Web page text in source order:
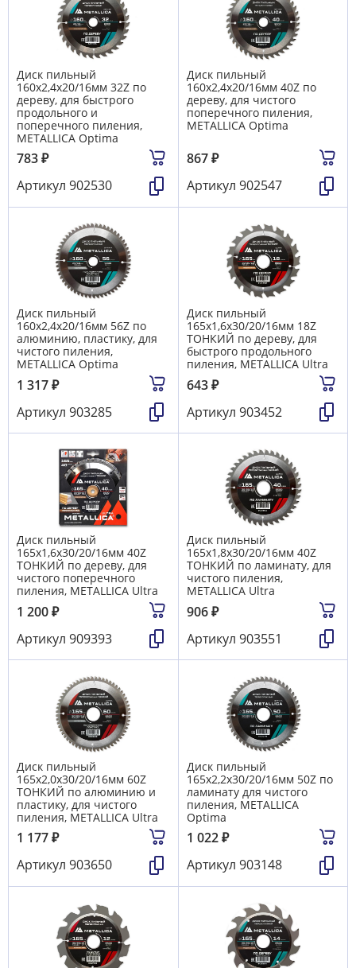
Диск пильный
160х2,4х20/16мм 32Z по
дереву, для быстрого
продольного и
поперечного пиления,
METALLICA Optima
783₽
Артикул 902530
Диск пильный
160х2,4х20/16мм 40Z по
дереву, для чистого
поперечного пиления,
METALLICA Optima
867₽
Артикул 902547
Диск пильный
160х2,4х20/16мм 56Z по
алюминию, пластику, для
чистого пиления,
METALLICA Optima
1 317₽
Артикул 903285
Диск пильный
165х1,6х30/20/16мм 18Z
ТОНКИЙ по дереву, для
быстрого продольного
пиления, METALLICA Ultra
643₽
Артикул 903452
Диск пильный
165х1,6х30/20/16мм 40Z
ТОНКИЙ по дереву, для
чистого поперечного
пиления, METALLICA Ultra
1 200₽
Артикул 909393
Диск пильный
165х1,8х30/20/16мм 40Z
ТОНКИЙ по ламинату, для
чистого пиления,
METALLICA Ultra
906₽
Артикул 903551
Диск пильный
165х2,0х30/20/16мм 60Z
ТОНКИЙ по алюминию и
пластику, для чистого
пиления, METALLICA Ultra
1 177₽
Артикул 903650
Диск пильный
165х2,2х30/20/16мм 50Z по
ламинату для чистого
пиления, METALLICA
Optima
1 022₽
Артикул 903148